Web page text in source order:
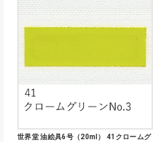
世界堂 油絵具6号（20ml） 41クロームグ